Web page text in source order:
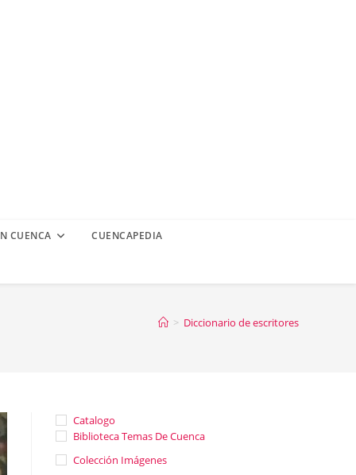
CUENCA CUENCAPEDIA
> Diccionario de escritores
Catalogo
Biblioteca Temas De Cuenca
Colección Imágenes